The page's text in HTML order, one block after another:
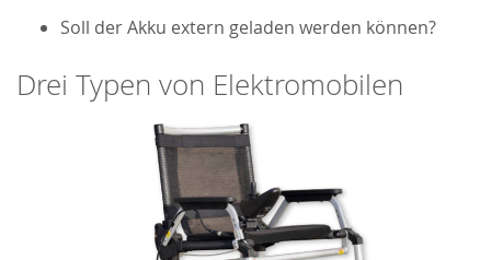
Soll der Akku extern geladen werden können?
Drei Typen von Elektromobilen